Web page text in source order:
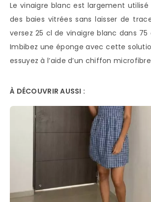
Le vinaigre blanc est largement
des baies vitrées sans laisser de
versez 25 cl de vinaigre blanc dans 75
Imbibez une éponge avec cette
essuyez à l’aide d’un chiffon
À DÉCOUVRIR AUSSI :